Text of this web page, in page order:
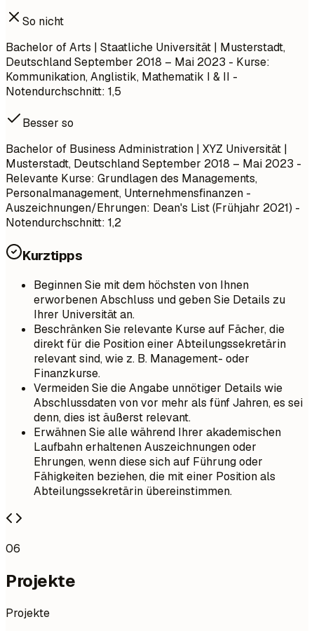
So nicht
Bachelor of Arts | Staatliche Universität | Musterstadt,
DeutschlandSeptember 2018 – Mai 2023 - Kurse:
Kommunikation, Anglistik, Mathematik I & II -
Notendurchschnitt: 1,5
Besser so
Bachelor of Business Administration | XYZ Universität |
Musterstadt, DeutschlandSeptember 2018 – Mai 2023 -
Relevante Kurse: Grundlagen des Managements,
Personalmanagement, Unternehmensfinanzen -
Auszeichnungen/Ehrungen: Dean's List (Frühjahr 2021) -
Notendurchschnitt: 1,2
Kurztipps
Beginnen Sie mit dem höchsten von Ihnen
erworbenen Abschluss und geben Sie Details zu
Ihrer Universität an.
Beschränken Sie relevante Kurse auf Fächer, die
direkt für die Position einer Abteilungssekretärin
relevant sind, wie z. B. Management- oder
Finanzkurse.
Vermeiden Sie die Angabe unnötiger Details wie
Abschlussdaten von vor mehr als fünf Jahren, es sei
denn, dies ist äußerst relevant.
Erwähnen Sie alle während Ihrer akademischen
Laufbahn erhaltenen Auszeichnungen oder
Ehrungen, wenn diese sich auf Führung oder
Fähigkeiten beziehen, die mit einer Position als
Abteilungssekretärin übereinstimmen.
06
Projekte
Projekte